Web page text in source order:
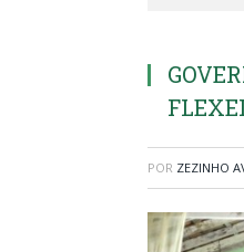
POR ZEZINHO